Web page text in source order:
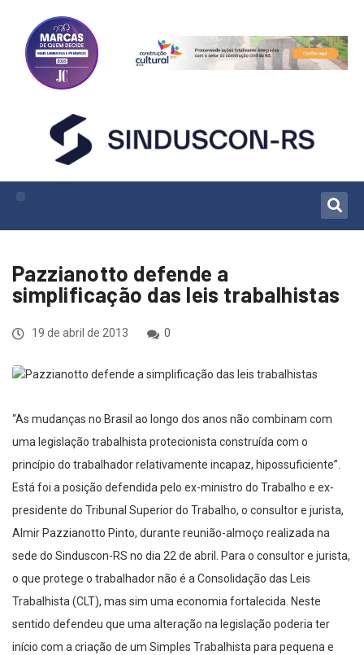
Pazzianotto defende a
simplificação das leis trabalhistas
19 de abril de 2013 0
“As mudanças no Brasil ao longo dos anos não combinam com
uma legislação trabalhista protecionista construída com o
princípio do trabalhador relativamente incapaz, hipossuficiente”.
Está foi a posição defendida pelo ex-ministro do Trabalho e ex-
presidente do Tribunal Superior do Trabalho, o consultor e jurista,
Almir Pazzianotto Pinto, durante reunião-almoço realizada na
sede do Sinduscon-RS no dia 22 de abril. Para o consultor e jurista,
o que protege o trabalhador não é a Consolidação das Leis
Trabalhista (CLT), mas sim uma economia fortalecida. Neste
sentido defendeu que uma alteração na legislação poderia ter
início com a criação de um Simples Trabalhista para pequena e